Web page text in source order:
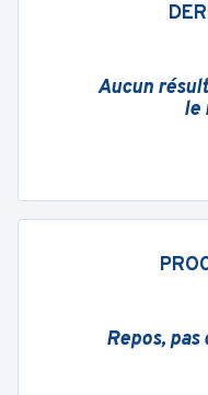
Aucun
le
Repos,